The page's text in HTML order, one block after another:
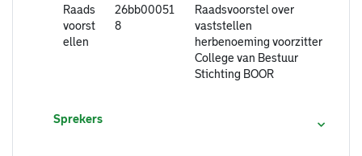
Raads
voorst
ellen
26bb00051
8
Raadsvoorstel over
vaststellen
herbenoeming voorzitter
College van Bestuur
Stichting BOOR
Sprekers